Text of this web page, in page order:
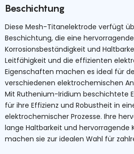
Beschichtung
Diese Mesh-Titanelektrode verfügt
Beschichtung, die eine hervorragende
Korrosionsbeständigkeit und
Leitfähigkeit und die effizienten
Eigenschaften machen es ideal für
verschiedenen elektrochemischen
Mit Ruthenium-Iridium beschichtete
für ihre Effizienz und Robustheit in
elektrochemischer Prozesse. Ihre
lange Haltbarkeit und hervorragende
machen sie zur idealen Wahl für